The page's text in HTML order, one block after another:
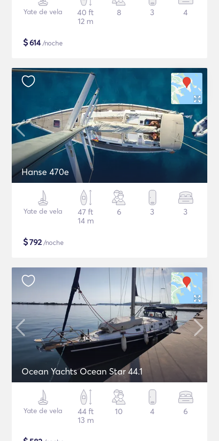
Yate de vela
40 ft
12 m
8 3 4
$614/noche
Hanse 470e
Yate de vela
47 ft
14 m
6 3 3
$792/noche
Ocean Yachts Ocean Star 44.1
Yate de vela
44 ft
13 m
10 4 6